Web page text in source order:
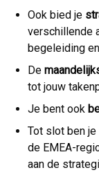
Ook bied je
verschillende
begeleiding
De
tot jouw
Je bent ook
Tot slot ben je
de EMEA-
aan de